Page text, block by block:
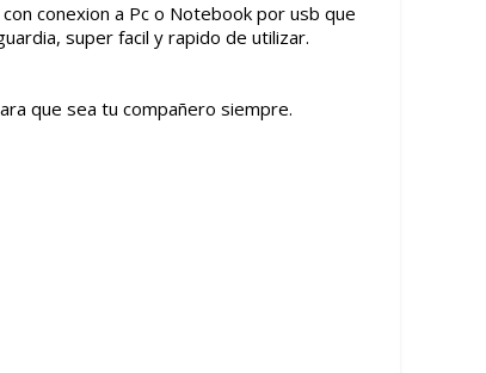
conexion a Pc o Notebook por usb que
super facil y rapido de utilizar.
que sea tu compañero siempre.